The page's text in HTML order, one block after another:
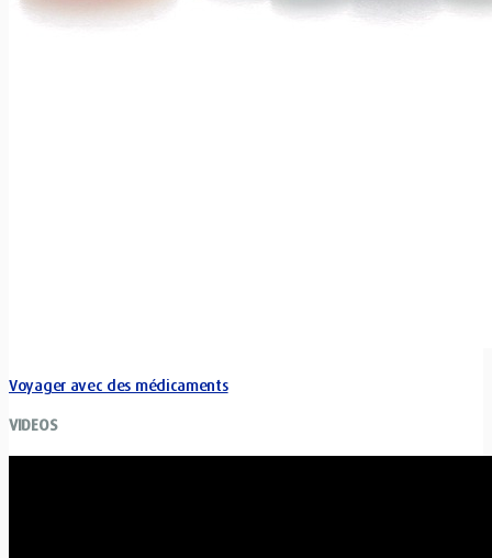
Voyager avec des médicaments
VIDEOS